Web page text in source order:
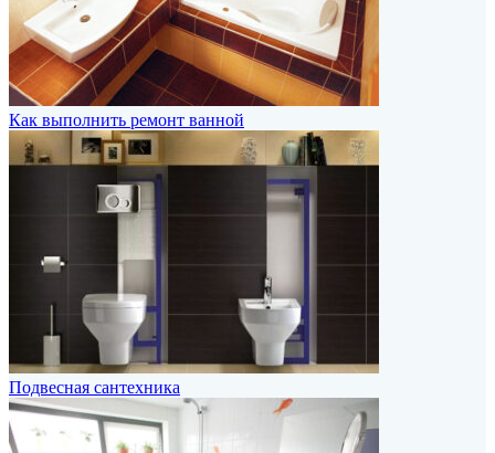
Как выполнить ремонт ванной
Подвесная сантехника